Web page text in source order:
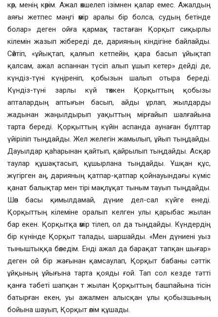
көр, менің көрім. Ажал өкшелеп ізімнен қалар емес. Ажалдың
аяғы жетпес мәңгі өмір аралы бір болса, судың бетінде
болар» деген ойға қармақ тастаған Қорқыт сиқырлы
кілемін жазып жібереді де, дарияның кіндігіне байлайды.
Сөйтіп, «ұйықтап, қалғып кетпейін, қара басып ұйықтап
қалсам, ажал аспаннан түсіп алып ұшып кетер» дейді де,
күндіз-түні күңіреніп, қобызын шалып отыра береді.
Күндіз-түні зарлы күй төккен Қорқыттың қобызы
апталардың аптығын басып, айды ұрлап, жылдарды
жадынан жаңылдырып уақыттың мірғайып шалғайына
тарта береді. Қорқыттың күйін аспанда аунаған бұлттар
үйіріліп тыңдайды. Жел желегін жамылып, ұйып тыңдайды.
Дауылдар қаһарынан қайтып, қайрылып тыңдайды. Асқар
таулар құшақтасып, құшырлана тыңдайды. Ұшқан құс,
жүгірген аң, дарияның қатпар-қатпар қойнауындағы күміс
қанат балықтар мен тірі мақлұқат тыным тауып тыңдайды.
Шөп басы қимылдамай, дүние дел-сал күйге енеді.
Қорқыттың кілеміне оралып келген улы қарыбас жылан
бар екен. Қорқытқа өмір тілеп, ол да тыңдайды. Күндердің
бір күнінде Қорқыт талады, шаршайды. «Мен дүниені уыз
тыныштыққа бөледім. Енді ажал да барақат тапқан шығар»
деген ой бір жағынан қамсаулап, Қорқыт бабаны сәттік
ұйқының ұйығына тарта қояды ғой. Тап сол кезде тәтті
қанға тәбеті шапқан т жылан Қорқыттың башпайына тісін
батырған екен, уы ажалмен алысқан ұлы қобызшының
бойына шауып, Қорқыт өлім құшады.